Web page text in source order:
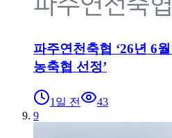
파주연천축협 ‘26년 6
농축협 선정’
1일 전
43
9